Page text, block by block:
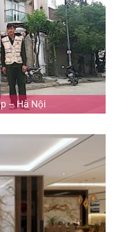
– Hà Nội